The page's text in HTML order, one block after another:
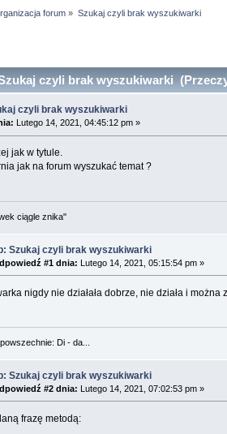
forum » Szukaj czyli brak wyszukiwarki
czyli brak wyszukiwarki
czyli brak wyszukiwarki
Lutego 14, 2021, 04:45:12 pm »
jak w tytule.
jak na forum wyszukać temat ?
ciągle znika"
Szukaj czyli brak wyszukiwarki
#1 dnia: Lutego 14, 2021, 05:15:54 pm »
nigdy nie działała dobrze, nie działa i
Di - da...
Szukaj czyli brak wyszukiwarki
#2 dnia: Lutego 14, 2021, 07:02:53 pm »
frazę metodą: